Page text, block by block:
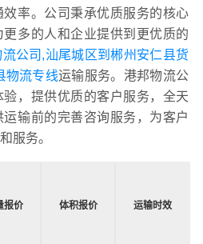
率。公司秉承优质服务的核心
多的人和企业提供到更优质的
公司,汕尾城区到郴州安仁县货
物流专线运输服务。港邦物流公
，提供优质的客户服务，全天
输前的完善咨询服务，为客户
服务。
报价 体积报价 运输时效